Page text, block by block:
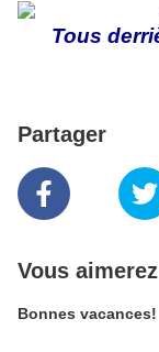
Tous
Partager
Vous
Bonnes vacances!